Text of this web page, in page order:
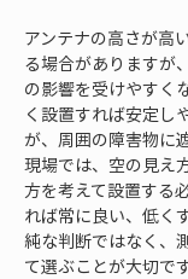
アンテナの高さが高
る場合がありますが
の影響を受けやすく
く設置すれば安定し
が、周囲の障害物に
現場では、空の見え
方を考えて設置する
れば常に良い、低く
純な判断ではなく、
て選ぶことが大切です